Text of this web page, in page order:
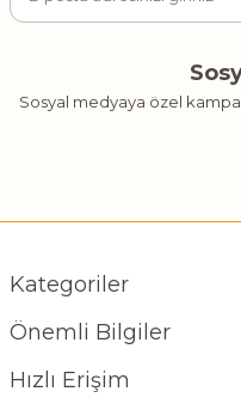
Sosyal medyaya özel
Kategoriler
Önemli Bilgiler
Hızlı Erişim